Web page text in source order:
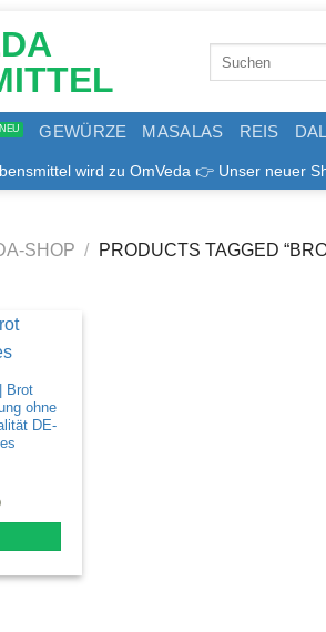
GEWÜRZE MASALAS REIS DAL
wird zu OmVeda 👉 Unser neuer
SHOP / PRODUCTS TAGGED
Brot
ohne
DE-